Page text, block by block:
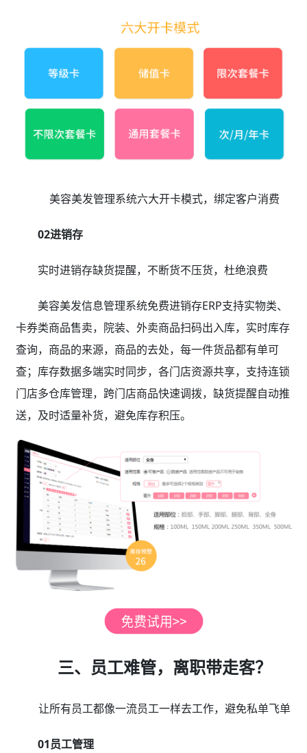
美容美发管理系统六大开卡模式，绑定客户消费
02进销存
实时进销存缺货提醒，不断货不压货，杜绝浪费
美容美发信息管理系统免费进销存ERP支持实物类、
卡券类商品售卖，院装、外卖商品扫码出入库，实时库存
查询，商品的来源，商品的去处，每一件货品都有单可
查；库存数据多端实时同步，各门店资源共享，支持连锁
门店多仓库管理，跨门店商品快速调拨，缺货提醒自动推
送，及时适量补货，避免库存积压。
三、员工难管，离职带走客？
让所有员工都像一流员工一样去工作，避免私单飞单
01员工管理